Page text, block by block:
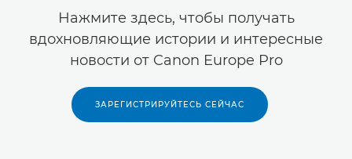
Нажмите здесь, чтобы получать
вдохновляющие истории и интересные
новости от Canon Europe Pro
ЗАРЕГИСТРИРУЙТЕСЬ СЕЙЧАС